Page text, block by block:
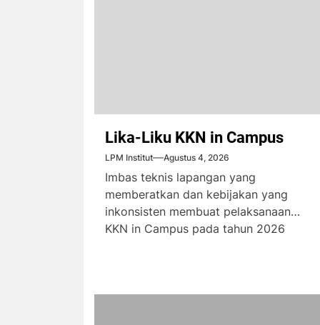
Lika-Liku KKN in Campus
LPM Institut Agustus 4, 2026
Imbas teknis lapangan yang
memberatkan dan kebijakan yang
inkonsisten membuat pelaksanaan
KKN in Campus pada tahun 2026